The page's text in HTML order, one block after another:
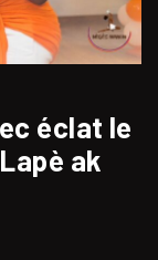
éclat le
ak